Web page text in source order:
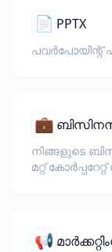
📄 PPTX
പവർപോയിന്റ്
💼
നിങ്ങളുടെ
മറ്റ്
📢